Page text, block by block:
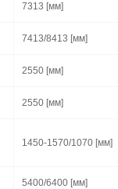
7313 [мм]
7413/8413 [мм]
2550 [мм]
2550 [мм]
1450-1570/1070 [мм]
5400/6400 [мм]